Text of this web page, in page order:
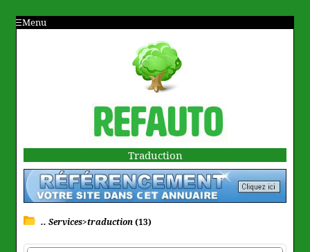
Menu
Traduction
.. Services>traduction(13)